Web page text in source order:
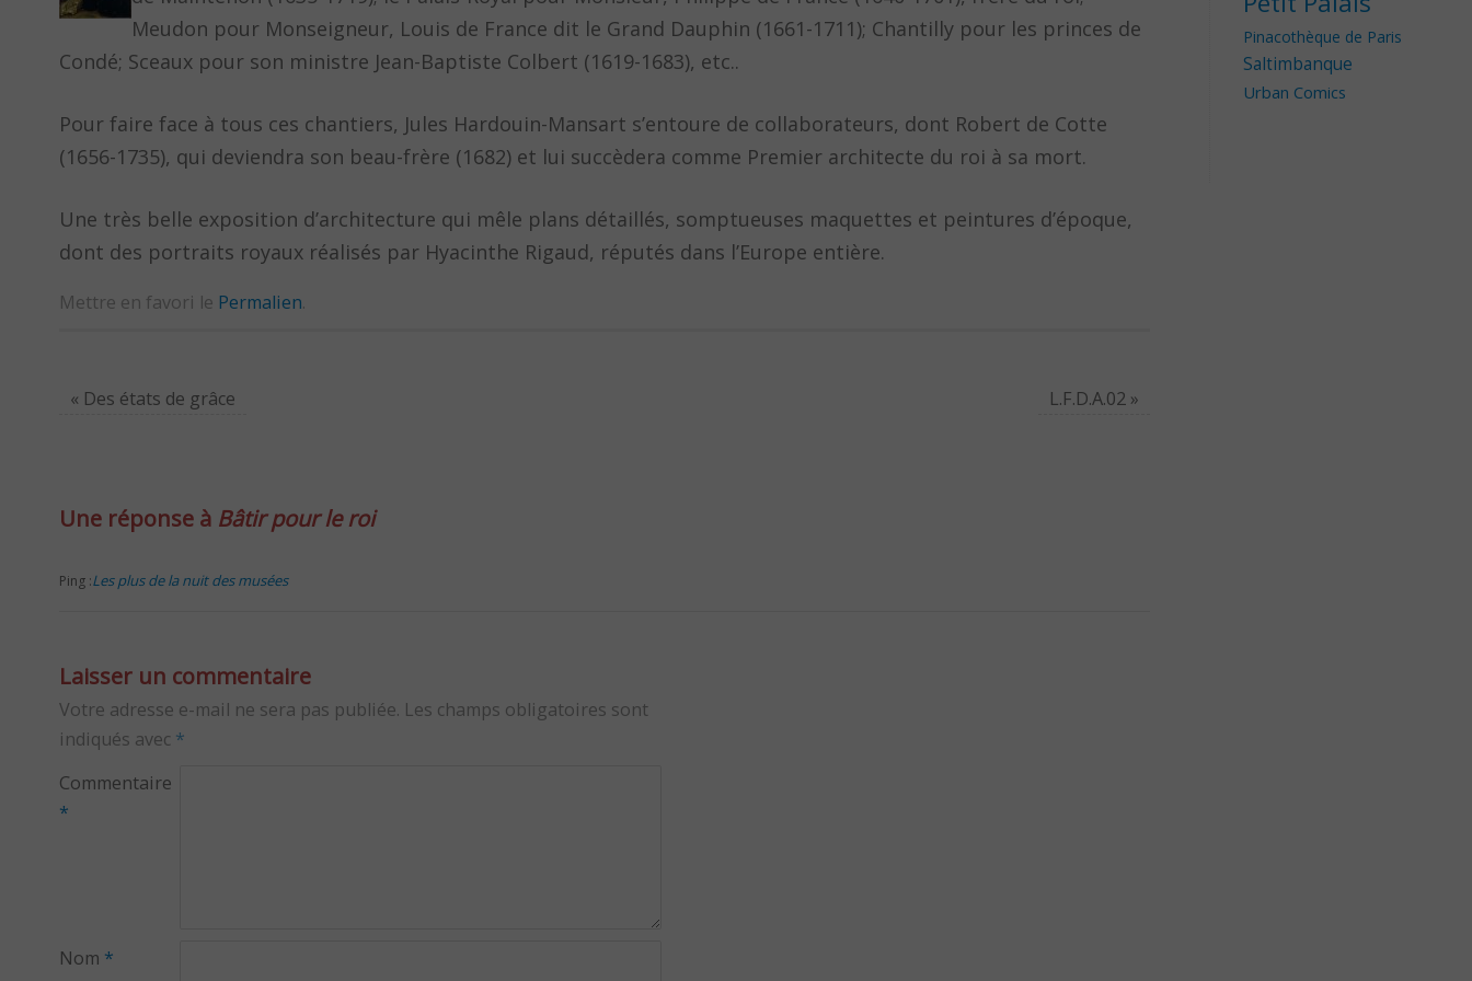
Meudon pour Monseigneur, Louis de France dit le Grand Dauphin (1661-1711); Chantilly pour les princes de
Condé; Sceaux pour son ministre Jean-Baptiste Colbert (1619-1683), etc..
Pour faire face à tous ces chantiers, Jules Hardouin-Mansart s’entoure de collaborateurs, dont Robert de Cotte
(1656-1735), qui deviendra son beau-frère (1682) et lui succèdera comme Premier architecte du roi à sa mort.
Une très belle exposition d’architecture qui mêle plans détaillés, somptueuses maquettes et peintures d’époque,
dont des portraits royaux réalisés par Hyacinthe Rigaud, réputés dans l’Europe entière.
Mettre en favori le Permalien.
« Des états de grâce L.F.D.A.02 »
Une réponse à Bâtir pour le roi
Ping :Les plus de la nuit des musées
Laisser un commentaire
Votre adresse e-mail ne sera pas publiée. Les champs obligatoires sont
indiqués avec *
Commentaire
*
Nom *
Pinacothèque de Paris
Saltimbanque
Urban Comics